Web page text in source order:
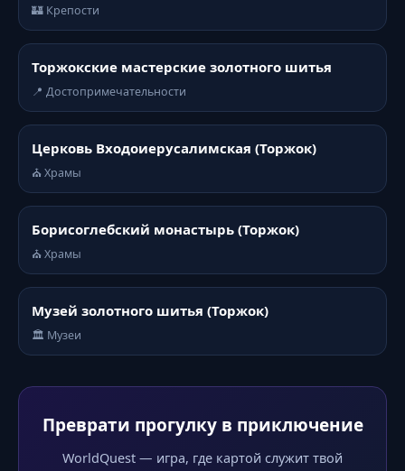
🏰 Крепости
Торжокские мастерские золотного шитья
📍 Достопримечательности
Церковь Входоиерусалимская (Торжок)
⛪ Храмы
Борисоглебский монастырь (Торжок)
⛪ Храмы
Музей золотного шитья (Торжок)
🏛️ Музеи
Преврати прогулку в приключение
WorldQuest — игра, где картой служит твой